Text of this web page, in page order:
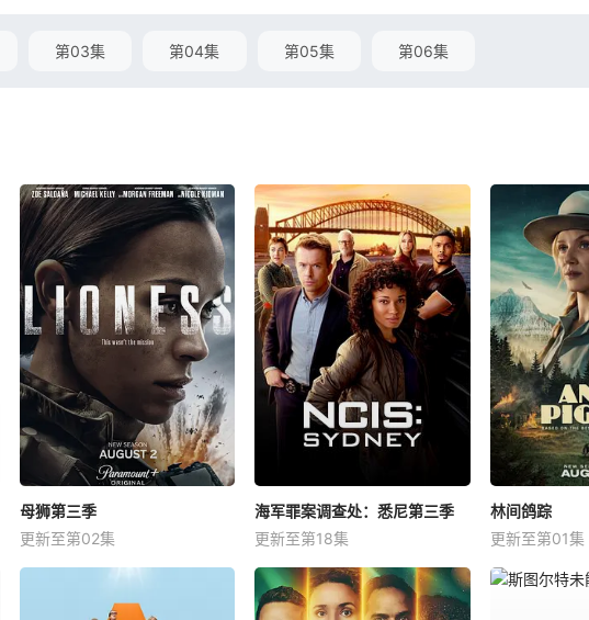
第03集 第04集 第05集 第06集
母狮第三季
更新至第02集
海军罪案调查处：悉尼第三季
更新至第18集
林间鸽踪
更新至第01集